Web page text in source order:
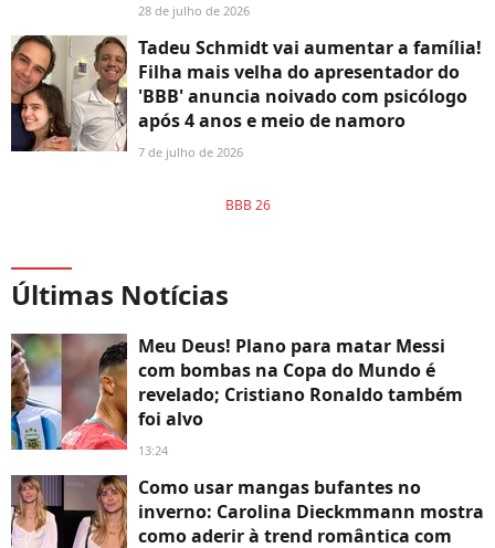
28 de julho de 2026
Tadeu Schmidt vai aumentar a família!
Filha mais velha do apresentador do
'BBB' anuncia noivado com psicólogo
após 4 anos e meio de namoro
7 de julho de 2026
BBB 26
Últimas Notícias
Meu Deus! Plano para matar Messi
com bombas na Copa do Mundo é
revelado; Cristiano Ronaldo também
foi alvo
13:24
Como usar mangas bufantes no
inverno: Carolina Dieckmmann mostra
como aderir à trend romântica com